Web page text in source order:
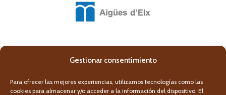
Gestionar consentimiento
Para ofrecer las mejores experiencias, utilizamos tecnologías como las
cookies para almacenar y/o acceder a la información del dispositivo. El